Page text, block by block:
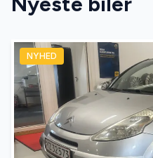
el-spejle
ESP
fjernbetjent centrallås
ISOFIX
NYHED